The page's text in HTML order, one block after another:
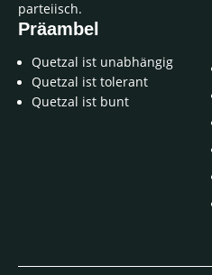
parteiisch.
Präambel
Quetzal ist unabhängig
Quetzal ist tolerant
Quetzal ist bunt